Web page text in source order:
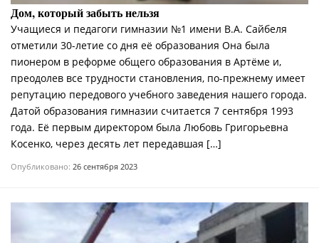
Дом, который забыть нельзя
Учащиеся и педагоги гимназии №1 имени В.А. Сайбеля
отметили 30-летие со дня её образования Она была
пионером в реформе общего образования в Артёме и,
преодолев все трудности становления, по-прежнему имеет
репутацию передового учебного заведения нашего города.
Датой образования гимназии считается 7 сентября 1993
года. Её первым директором была Любовь Григорьевна
Косенко, через десять лет передавшая […]
Опубликовано: 26 сентября 2023